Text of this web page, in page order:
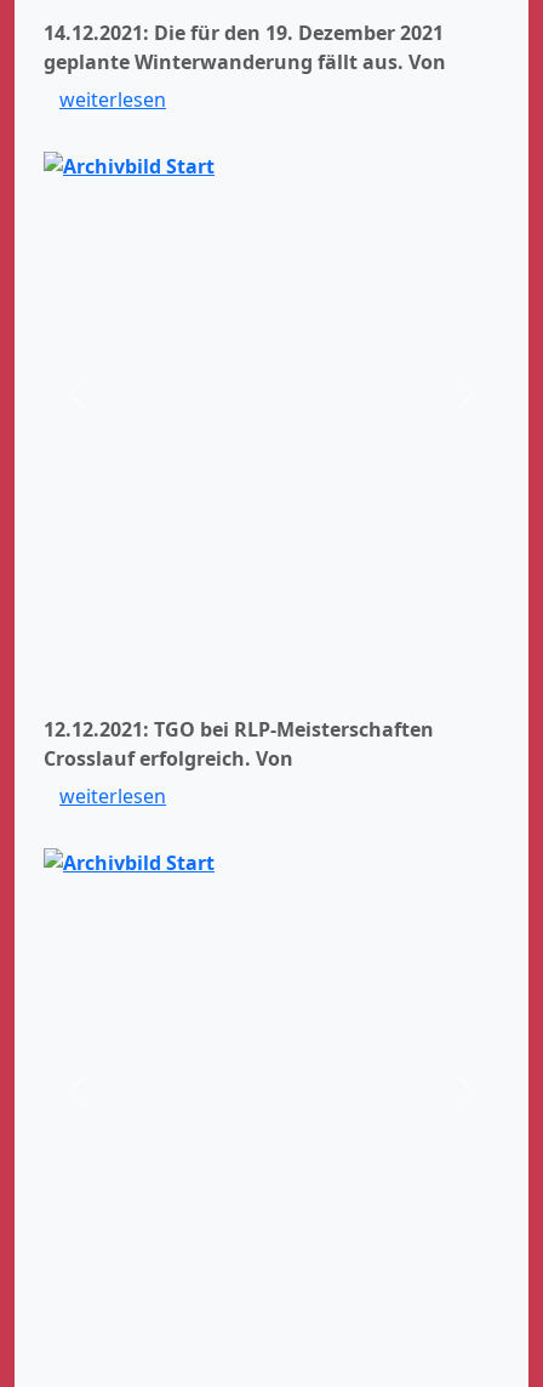
14.12.2021: Die für den 19. Dezember 2021
geplante Winterwanderung fällt aus. Von
weiterlesen
12.12.2021: TGO bei RLP-Meisterschaften
Crosslauf erfolgreich. Von
weiterlesen